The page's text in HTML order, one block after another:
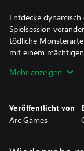
Entdecke
Spielsession
tödliche
mit einem
zu zwei anderen
konfrontieren. Mit
Möglichkeiten, wirst
Mehr anzeigen
Veröffentlicht von
Arc Games